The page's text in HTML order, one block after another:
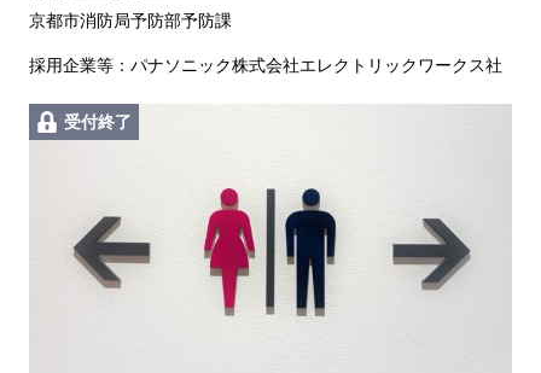
京都市消防局予防部予防課
採用企業等：パナソニック株式会社エレクトリックワークス社
受付終了